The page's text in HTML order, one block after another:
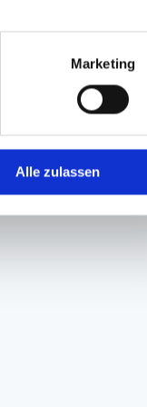
Marketing
Alle zulassen